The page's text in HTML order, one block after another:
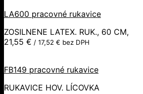
LA600 pracovné rukavice
ZOSILNENE LATEX. RUK., 60 CM,
21,55 € / 17,52 € bez DPH
FB149 pracovné rukavice
RUKAVICE HOV. LÍCOVKA